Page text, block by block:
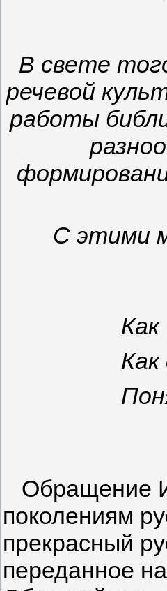
В свете
речевой
работы
С этими
Как
Обращение
поколениям
прекрасный
переданное